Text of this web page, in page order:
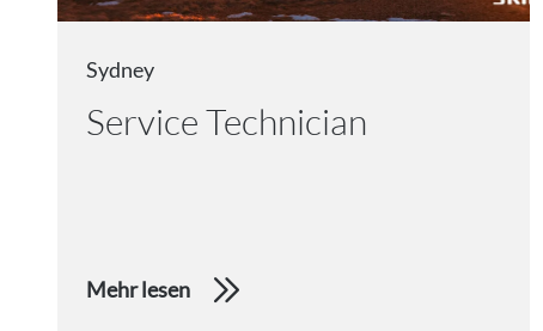
Sydney
Service Technician
Mehr lesen